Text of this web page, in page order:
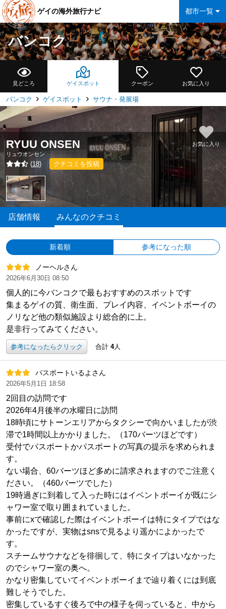
都市一覧
ゲイの海外旅行ナビ
バンコク
見どころ ゲイスポット クーポン お気に入り
バンコク ゲイスポット サウナ・発展場
RYUU ONSEN
リュウオンセン
(18) クチコミを投稿
お気に入り
店舗情報 みんなのクチコミ
新着順 参考になった順
ノーヘルさん
2026年6月30日 08:50
個人的に今バンコクで最もおすすめのスポットです
集まるゲイの質、衛生面、プレイ内容、イベントボーイの
ノリなど他の類似施設より総合的に上。
是非行ってみてください。
参考になったらクリック 合計 4人
パスポートいるよさん
2026年5月1日 18:58
2回目の訪問です
2026年4月後半の水曜日に訪問
18時頃にサトーンエリアからタクシーで向かいましたが渋
滞で1時間以上かかりました。（170バーツほどです）
受付でパスポートかパスポートの写真の提示を求められま
す。
ない場合、60バーツほど多めに請求されますのでご注意く
ださい。（460バーツでした）
19時過ぎに到着して入った時にはイベントボーイが既にシ
ャワー室で取り囲まれていました。
事前にxで確認した際はイベントボーイは特にタイプではな
かったですが、実物はsnsで見るより遥かによかったで
す。
スチームサウナなどを徘徊して、特にタイプはいなかった
のでシャワー室の奥へ。
かなり密集していてイベントボーイまで辿り着くには到底
難しそうでした。
密集しているすぐ後ろで中の様子を伺っていると、中から